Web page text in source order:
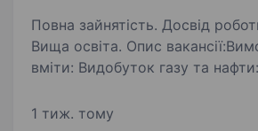
Повна зайнятість. Досвід
Вища освіта. Опис вакансії:Вимоги знати і
вміти: Видобуток газу та нафти: Схеми
механічних та гідравлічних
1 тиж. тому